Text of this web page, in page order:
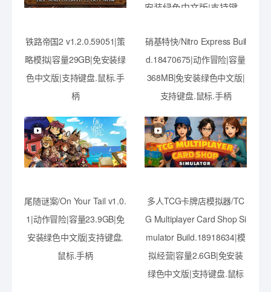
铁路帝国2 v1.2.0.59051|策
略模拟|容量29GB|免安装绿
色中文版|支持键盘.鼠标.手
柄
硝基特快/Nitro Express Buil
d.18470675|动作冒险|容量
368MB|免安装绿色中文版|
支持键盘.鼠标.手柄
尾随谜案/On Your Tail v1.0.
1|动作冒险|容量23.9GB|免
安装绿色中文版|支持键盘.
鼠标.手柄
多人TCG卡牌店模拟器/TC
G Multiplayer Card Shop Si
mulator Build.18918634|模
拟经营|容量2.6GB|免安装
绿色中文版|支持键盘.鼠标